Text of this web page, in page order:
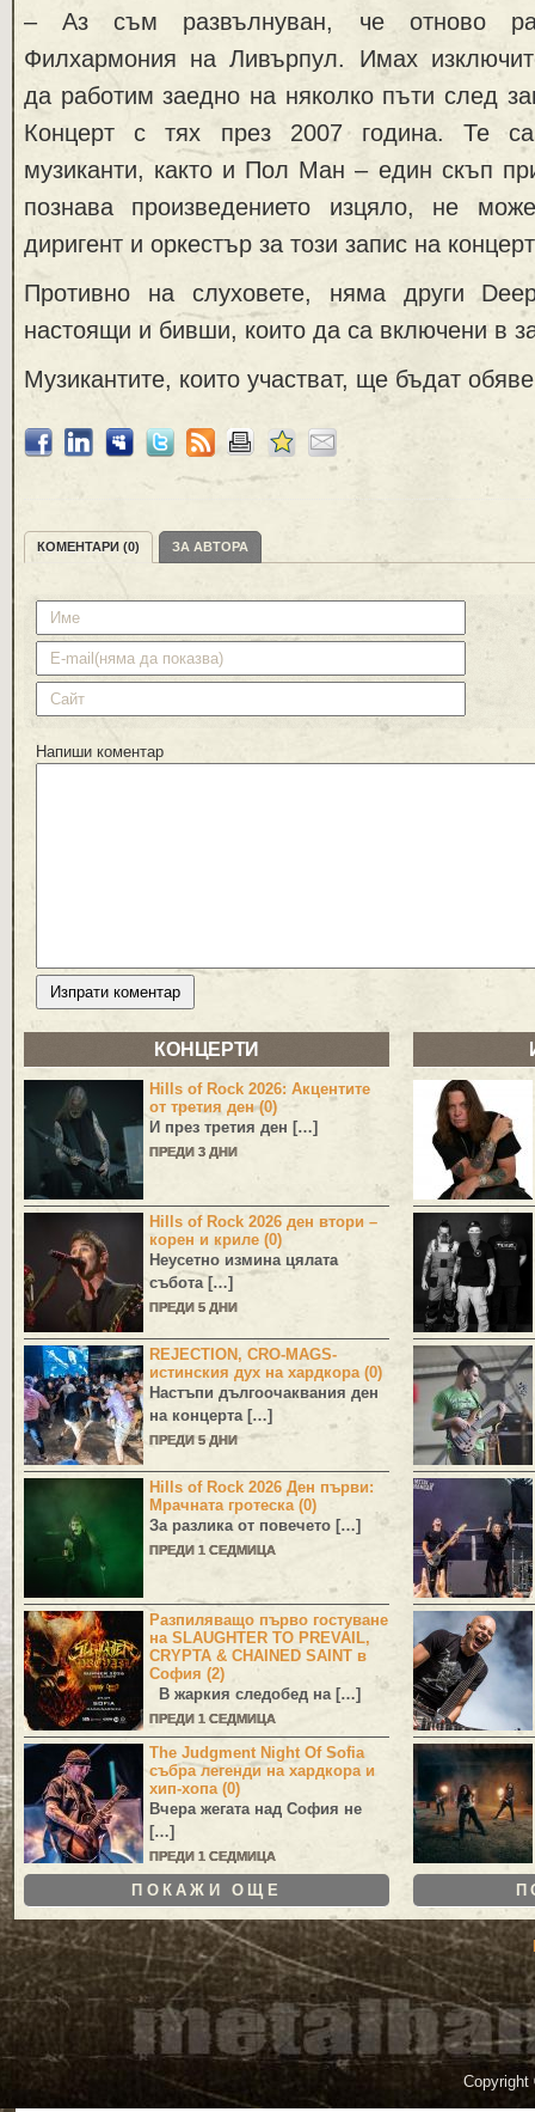
– Аз съм развълнуван, че отново
Филхармония на Ливърпул. Имах
да работим заедно на няколко пъти след
Концерт с тях през 2007 година. Те
музиканти, както и Пол Ман – един скъп
познава произведението изцяло, не
диригент и оркестър за този запис на
Противно на слуховете, няма други
настоящи и бивши, които да са включени в
Музикантите, които участват, ще бъдат
КОМЕНТАРИ (0) ЗА АВТОРА
Напиши коментар
КОНЦЕРТИ
Hills of Rock 2026: Акцентите
от третия ден (0)
И през третия ден […]
ПРЕДИ 3 ДНИ
Hills of Rock 2026 ден втори –
корен и криле (0)
Неусетно измина цялата
събота […]
ПРЕДИ 5 ДНИ
REJECTION, CRO-MAGS-
истинския дух на хардкора (0)
Настъпи дългоочаквания ден
на концерта […]
ПРЕДИ 5 ДНИ
Hills of Rock 2026 Ден първи:
Мрачната гротеска (0)
За разлика от повечето […]
ПРЕДИ 1 СЕДМИЦА
Разпиляващо първо гостуване
на SLAUGHTER TO PREVAIL,
CRYPTA & CHAINED SAINT в
София (2)
В жаркия следобед на […]
ПРЕДИ 1 СЕДМИЦА
The Judgment Night Of Sofia
събра легенди на хардкора и
хип-хопа (0)
Вчера жегата над София не
[…]
ПРЕДИ 1 СЕДМИЦА
ПОКАЖИ ОЩЕ